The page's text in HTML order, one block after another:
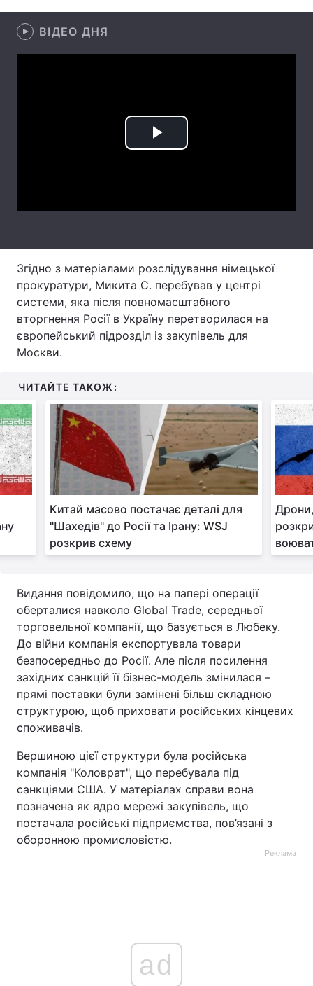
Інтерв'ю
Архів Вакансії
Тема оформлення
ВІДЕО ДНЯ
Play
Згідно з матеріалами розслідування німецької
прокуратури, Микита С. перебував у центрі
системи, яка після повномасштабного
вторгнення Росії в Україну перетворилася на
європейський підрозділ із закупівель для
Москви.
ЧИТАЙТЕ ТАКОЖ:
Китай масово постачає деталі для
"Шахедів" до Росії та Ірану: WSJ
розкрив схему
Видання повідомило, що на папері операції
оберталися навколо Global Trade, середньої
торговельної компанії, що базується в Любеку.
До війни компанія експортувала товари
безпосередньо до Росії. Але після посилення
західних санкцій її бізнес-модель змінилася –
прямі поставки були замінені більш складною
структурою, щоб приховати російських кінцевих
споживачів.
Вершиною цієї структури була російська
компанія "Коловрат", що перебувала під
санкціями США. У матеріалах справи вона
позначена як ядро мережі закупівель, що
постачала російські підприємства, пов’язані з
оборонною промисловістю.
Реклама
ad